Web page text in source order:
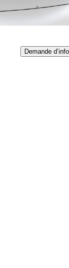
Demande d’info